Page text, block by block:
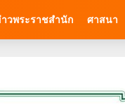
วพระราชสำนัก ศาสนา